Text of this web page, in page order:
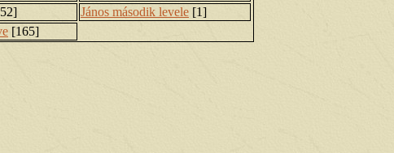
János második levele [1]
[165]